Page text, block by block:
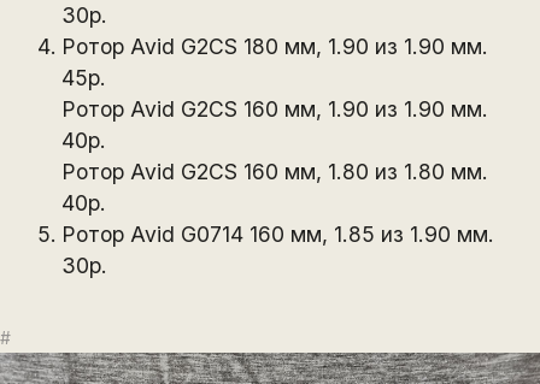
30р.
Ротор Avid G2CS 180 мм, 1.90 из 1.90 мм.
45р.
Ротор Avid G2CS 160 мм, 1.90 из 1.90 мм.
40р.
Ротор Avid G2CS 160 мм, 1.80 из 1.80 мм.
40р.
Ротор Avid G0714 160 мм, 1.85 из 1.90 мм.
30р.
#